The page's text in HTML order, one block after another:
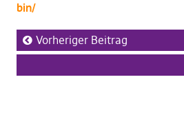
bin/
Vorheriger Beitrag